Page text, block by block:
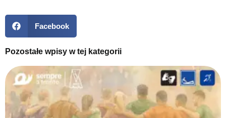
Facebook
Pozostałe wpisy w tej kategorii